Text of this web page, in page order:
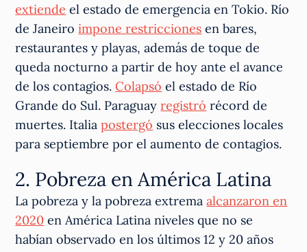
extiende el estado de emergencia en Tokio. Río
de Janeiroimpone restricciones en bares,
restaurantes y playas, además de toque de
queda nocturno a partir de hoy ante el avance
de los contagios.Colapsó el estado de Río
Grande do Sul. Paraguayregistró récord de
muertes. Italiapostergó sus elecciones locales
para septiembre por el aumento de contagios.
2. Pobreza en América Latina
La pobreza y la pobreza extremaalcanzaron en
2020 en América Latina niveles que no se
habían observado en los últimos 12 y 20 años